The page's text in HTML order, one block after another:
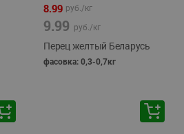
8.99 руб./кг
9.99 руб./кг
Перец желтый Беларусь
фасовка: 0,3-0,7кг